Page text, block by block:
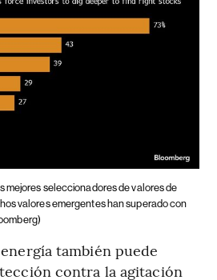
mejores seleccionadores de valores de
valores emergentes han superado con
también puede
contra la agitación